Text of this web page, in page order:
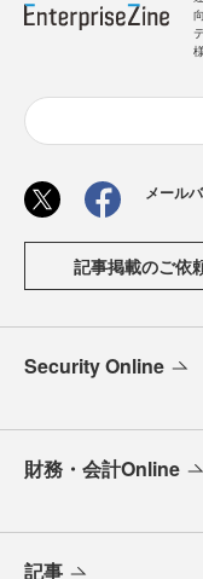
メール
記事掲載のご依
Security Online
財務・会計Online
記事